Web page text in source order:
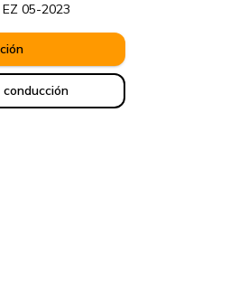
EZ 05-2023